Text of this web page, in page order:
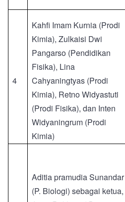
4
Kahfi Imam Kurnia (Prodi
Kimia), Zulkaisi Dwi
Pangarso (Pendidikan
Fisika), Lina
Cahyaningtyas (Prodi
Kimia), Retno Widyastuti
(Prodi Fisika), dan Inten
Widyaningrum (Prodi
Kimia)
Aditia pramudia Sunandar
(P. Biologi) sebagai ketua,